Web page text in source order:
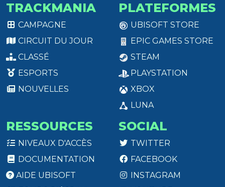
TRACKMANIA
CAMPAGNE
CIRCUIT DU JOUR
CLASSÉ
ESPORTS
NOUVELLES
PLATEFORMES
UBISOFT STORE
EPIC GAMES STORE
STEAM
PLAYSTATION
XBOX
LUNA
RESSOURCES
NIVEAUX D'ACCÈS
DOCUMENTATION
AIDE UBISOFT
SOCIAL
TWITTER
FACEBOOK
INSTAGRAM